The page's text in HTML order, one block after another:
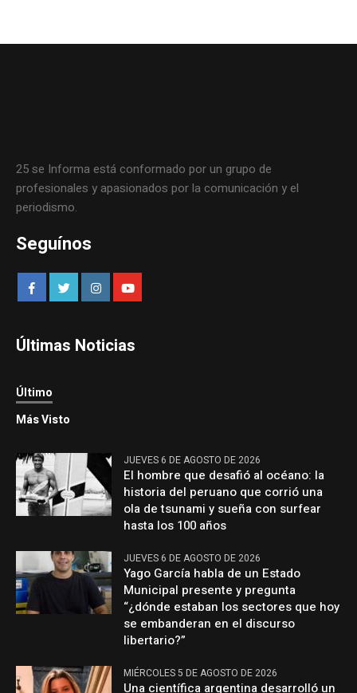
25 se Informa está conformado por un grupo de
profesionales y apasionados por la comunicación y el
periodismo.
Seguínos
Últimas Noticias
Último
Más Visto
JUEVES 6 DE AGOSTO DE 2026
El hombre que desafió al océano: la
historia del peruano que corrió una
ola de tsunami y sueña con surfear
hasta los 100 años
JUEVES 6 DE AGOSTO DE 2026
Yago García habla de un Estado
Municipal presente y pregunta
“¿dónde estaban los sectores que hoy
se embanderan en el discurso
libertario?”
MIÉRCOLES 5 DE AGOSTO DE 2026
Una científica argentina desarrolló un